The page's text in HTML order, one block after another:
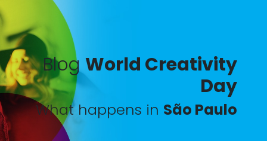
Blog World Creativity
Day
What happens in São Paulo